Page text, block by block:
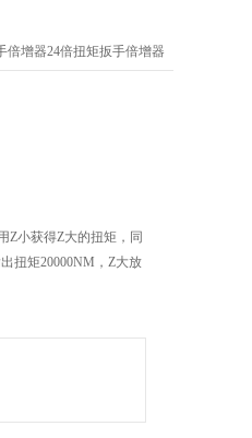
倍增器24倍扭矩扳手倍增器
Z小获得Z大的扭矩，同
扭矩20000NM，Z大放